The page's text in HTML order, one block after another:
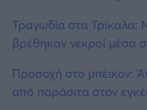
Τραγωδία στα Τρίκαλα:
βρέθηκαν νεκροί μέσα
Προσοχή στο μπέικον:
από παράσιτα στον